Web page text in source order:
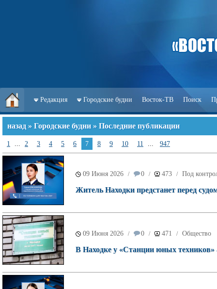
Редакция Городские будни Восток-ТВ Поиск
назад » Городские будни » Последние публикации
1 ... 2 3 4 5 6 7 8 9 10 11 ... 947
09 Июня 2026 / 0 / 473 / Под
Житель Находки предстанет перед
09 Июня 2026 / 0 / 471 / Общество
В Находке у «Станции юных